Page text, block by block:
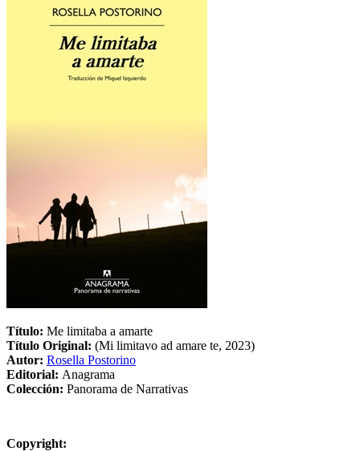
Título: Me limitaba a amarte
Título Original: (Mi limitavo ad amare te, 2023)
Autor: Rosella Postorino
Editorial: Anagrama
Colección: Panorama de Narrativas
Copyright: